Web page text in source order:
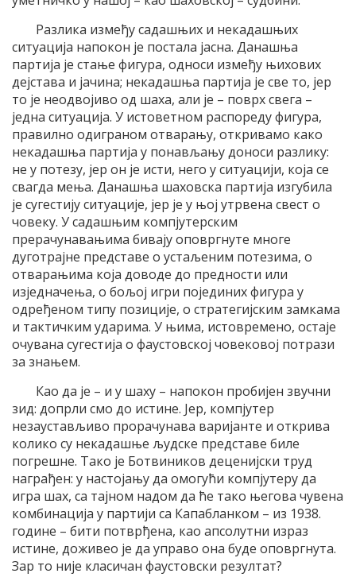
Разлика између садашњих и некадашњих
ситуација напокон је постала јасна. Данашња
партија је стање фигура, односи између њихових
дејстава и јачина; некадашња партија је све то, јер
то је неодвојиво од шаха, али је – поврх свега –
једна ситуација. У истоветном распореду фигура,
правилно одиграном отварању, откривамо како
некадашња партија у понављању доноси разлику:
не у потезу, јер он је исти, него у ситуацији, која се
свагда мења. Данашња шаховска партија изгубила
је сугестију ситуације, јер је у њој утрвена свест о
човеку. У садашњим компјутерским
прерачунавањима бивају оповргнуте многе
дуготрајне представе о устаљеним потезима, о
отварањима која доводе до предности или
изједначења, о бољој игри појединих фигура у
одређеном типу позиције, о стратегијским замкама
и тактичким ударима. У њима, истовремено, остаје
очувана сугестија о фаустовској човековој потрази
за знањем.
Као да је – и у шаху – напокон пробијен звучни
зид: допрли смо до истине. Јер, компјутер
незаустављиво прорачунава варијанте и открива
колико су некадашње људске представе биле
погрешне. Тако је Ботвиников деценијски труд
награђен: у настојању да омогући компјутеру да
игра шах, са тајном надом да ће тако његова чувена
комбинација у партији са Капабланком – из 1938.
године – бити потврђена, као апсолутни израз
истине, доживео је да управо она буде оповргнута.
Зар то није класичан фаустовски резултат?